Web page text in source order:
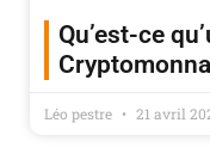
Qu’est-ce
Léo pestre 21 avril